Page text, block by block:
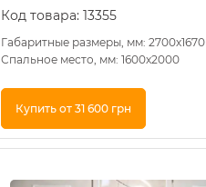
Код товара: 13355
Габаритные размеры, мм: 2700х1670
Спальное место, мм: 1600х2000
Купить от 31 600 грн
Купить в 1 клик